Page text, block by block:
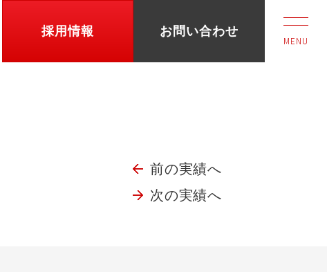
採用情報 お問い合わせ
MENU
前の実績へ
次の実績へ